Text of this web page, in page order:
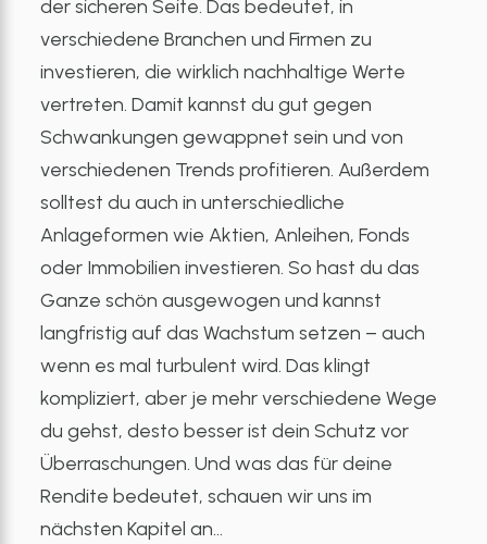
der sicheren Seite. Das bedeutet, in
verschiedene Branchen und Firmen zu
investieren, die wirklich nachhaltige Werte
vertreten. Damit kannst du gut gegen
Schwankungen gewappnet sein und von
verschiedenen Trends profitieren. Außerdem
solltest du auch in unterschiedliche
Anlageformen wie Aktien, Anleihen, Fonds
oder Immobilien investieren. So hast du das
Ganze schön ausgewogen und kannst
langfristig auf das Wachstum setzen – auch
wenn es mal turbulent wird. Das klingt
kompliziert, aber je mehr verschiedene Wege
du gehst, desto besser ist dein Schutz vor
Überraschungen. Und was das für deine
Rendite bedeutet, schauen wir uns im
nächsten Kapitel an…